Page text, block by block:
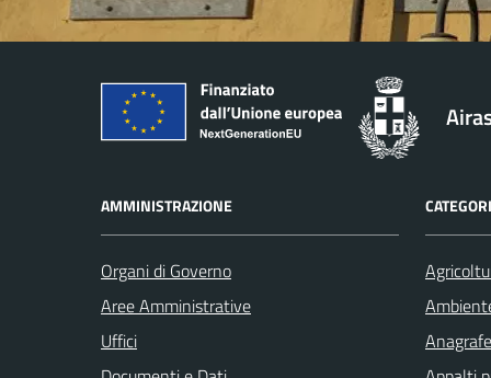
AMMINISTRAZIONE
Organi di Governo
Aree Amministrative
Uffici